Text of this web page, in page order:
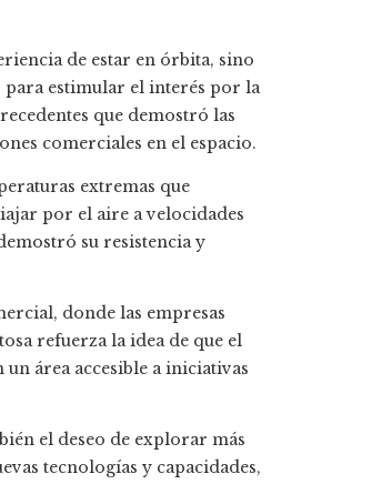
de estar en órbita, sino
estimular el interés por la
que demostró las
comerciales en el espacio.
extremas que
por el aire a velocidades
su resistencia y
donde las empresas
refuerza la idea de que el
área accesible a iniciativas
el deseo de explorar más
tecnologías y capacidades,